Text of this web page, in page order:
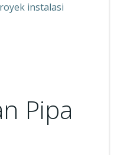
instalasi
Pipa